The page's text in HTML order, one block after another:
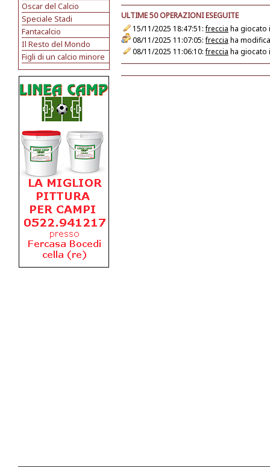
Oscar del Calcio
Speciale Stadi
Fantacalcio
Il Resto del Mondo
Figli di un calcio minore
ULTIME 50 OPERAZIONI ESEGUITE
15/11/2025 18:47:51:freccia ha giocato
08/11/2025 11:07:05:freccia ha
08/11/2025 11:06:10:freccia ha giocato